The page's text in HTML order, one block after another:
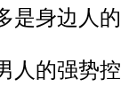
身边人
人的强势